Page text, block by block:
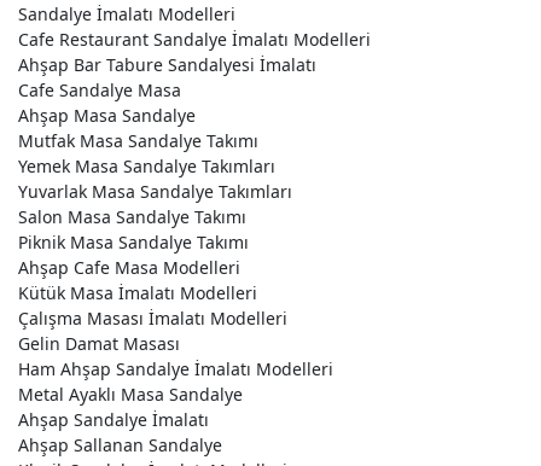
Sandalye İmalatı Modelleri
Cafe Restaurant Sandalye İmalatı Modelleri
Ahşap Bar Tabure Sandalyesi İmalatı
Cafe Sandalye Masa
Ahşap Masa Sandalye
Mutfak Masa Sandalye Takımı
Yemek Masa Sandalye Takımları
Yuvarlak Masa Sandalye Takımları
Salon Masa Sandalye Takımı
Piknik Masa Sandalye Takımı
Ahşap Cafe Masa Modelleri
Kütük Masa İmalatı Modelleri
Çalışma Masası İmalatı Modelleri
Gelin Damat Masası
Ham Ahşap Sandalye İmalatı Modelleri
Metal Ayaklı Masa Sandalye
Ahşap Sandalye İmalatı
Ahşap Sallanan Sandalye